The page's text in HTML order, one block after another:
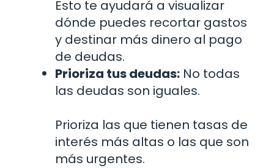
Esto te ayudará a visualizar
dónde puedes recortar gastos
y destinar más dinero al pago
de deudas.
Prioriza tus deudas: No todas
las deudas son iguales.
Prioriza las que tienen tasas de
interés más altas o las que son
más urgentes.